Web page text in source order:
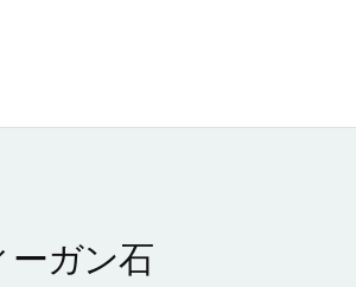
ーガン石